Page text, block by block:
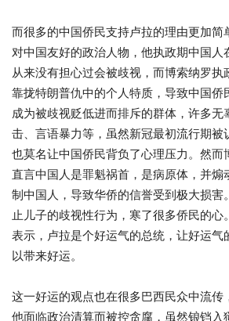
而很多的中国侨民支持卢拉的理由更加简
对中国友好的政治人物，他执政期中国人
从来没有担心过会被歧视，而博索纳罗执
靠拢特朗普仇中的个人特质，导致中国侨
成为被歧视贬低进而排斥的群体，许多无
击、言语暴力等，虽然新冠最初流行期被
也莫名让中国侨民背负了心理压力。然而
直言中国人是罪魁祸首，是病原体，并煽
制中国人，导致华侨的信誉受到极大损害
止儿子的歧视性行为，寒了很多侨民的心
表示，卢拉是个好运气的总统，让好运气
以带来好运。
这一好运的观点也在很多巴西民众中流传
他面临政治清算而被控贪腐，虽然锒铛入